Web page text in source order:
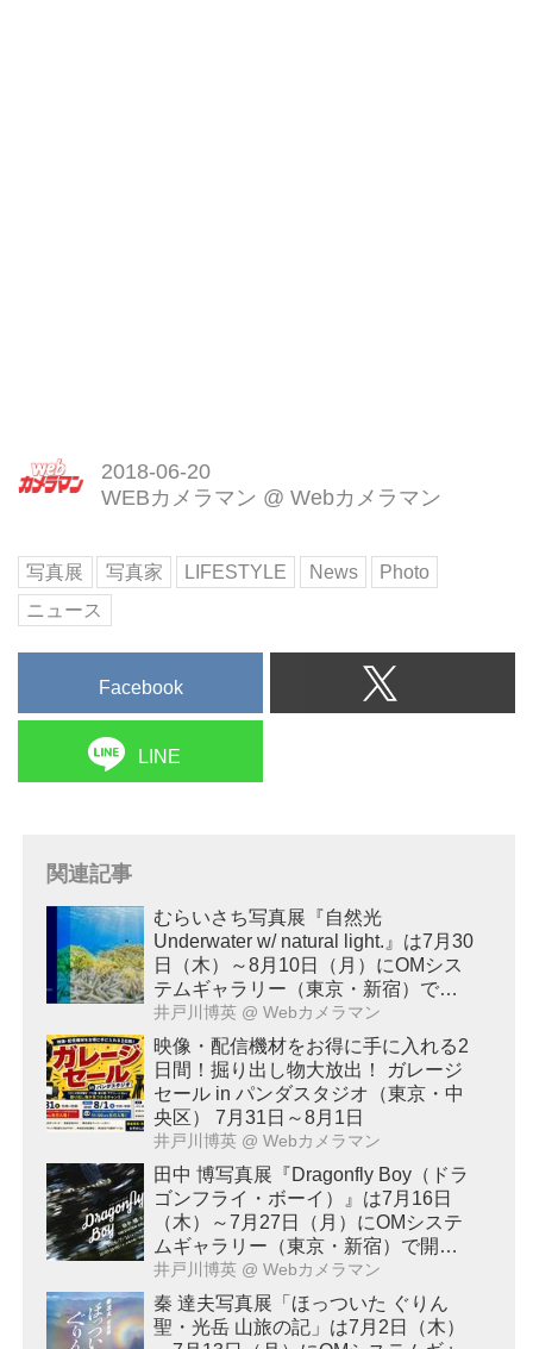
2018-06-20
WEBカメラマン @ Webカメラマン
写真展 写真家 LIFESTYLE News
Photo
ニュース
Facebook
LINE
関連記事
むらいさち写真展『自然光
Underwater w/ natural light.』は7月30
日（木）～8月10日（月）にOMシス
テムギャラリー（東京・新宿）で開
催！
井戸川博英 @ Webカメラマン
映像・配信機材をお得に手に入れる2
日間！掘り出し物大放出！ ガレージ
セール in パンダスタジオ（東京・中
央区） 7月31日～8月1日
井戸川博英 @ Webカメラマン
田中 博写真展『Dragonfly Boy（ドラ
ゴンフライ・ボーイ）』は7月16日
（木）～7月27日（月）にOMシステ
ムギャラリー（東京・新宿）で開
催！
井戸川博英 @ Webカメラマン
秦 達夫写真展「ほっついた ぐりん
聖・光岳 山旅の記」は7月2日（木）